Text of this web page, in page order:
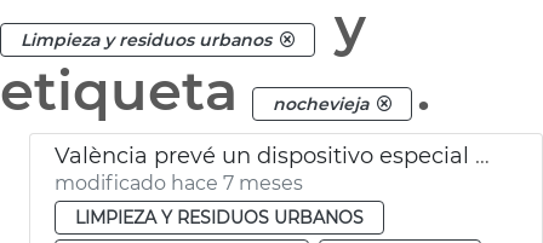
Limpieza y residuos urbanos
y
etiqueta
nochevieja .
València prevé un dispositivo especial limpia en Navidad
modificado hace 7 meses
LIMPIEZA Y RESIDUOS URBANOS